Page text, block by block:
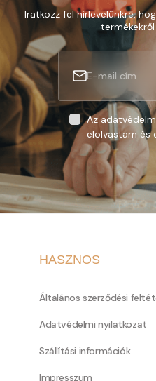
Iratkozz fel hírlevelünkre,
Az
elolvastam és
HASZNOS
Általános szerződési
Adatvédelmi nyilatkozat
Szállítási információk
Impresszum